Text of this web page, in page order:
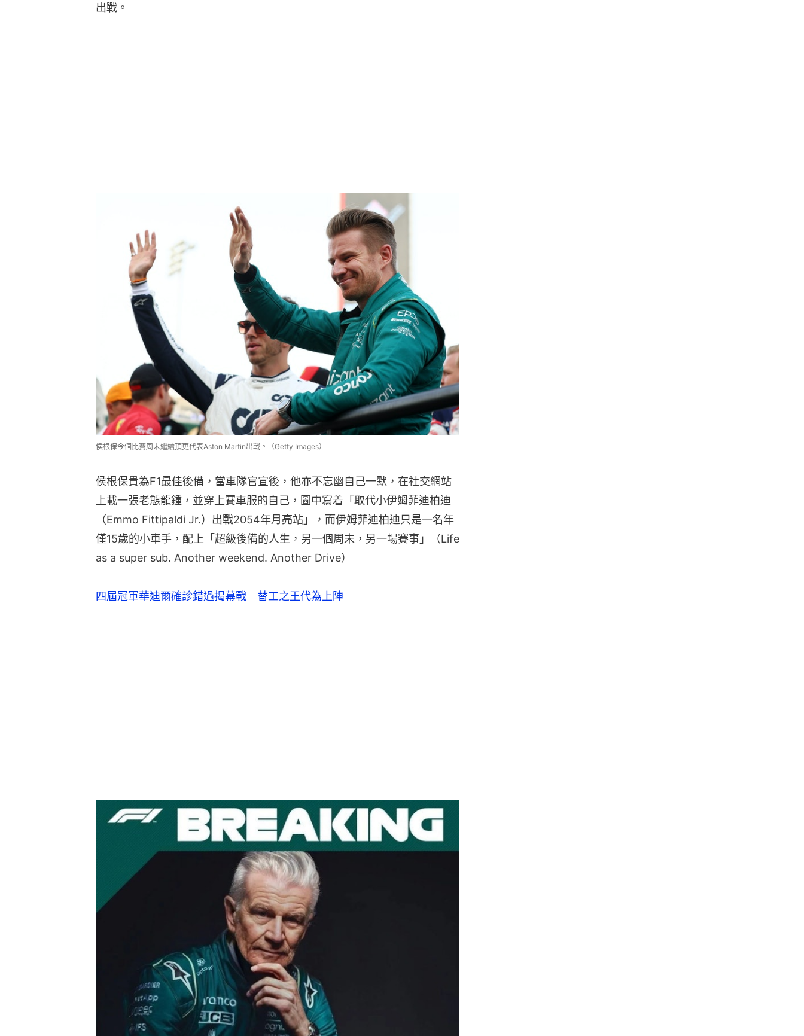
出戰。
侯根保今個比賽周末繼續頂更代表Aston Martin出戰。（Getty Images）
侯根保貴為F1最佳後備，當車隊官宣後，他亦不忘幽自己一默，在社交網站
上載一張老態龍鍾，並穿上賽車服的自己，圖中寫着「取代小伊姆菲迪柏迪
（Emmo Fittipaldi Jr.）出戰2054年月亮站」，而伊姆菲迪柏迪只是一名年
僅15歲的小車手，配上「超級後備的人生，另一個周末，另一場賽事」（Life
as a super sub. Another weekend. Another Drive）
四屆冠軍華迪爾確診錯過揭幕戰　替工之王代為上陣